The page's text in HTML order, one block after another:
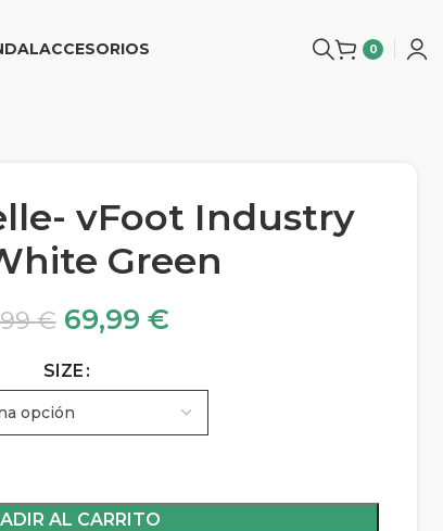
ACCESORIOS 0
vFoot Industry
Green
€ 69,99 €
SIZE
AL CARRITO